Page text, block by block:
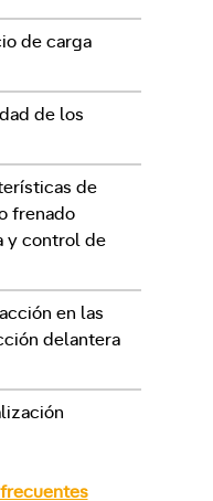
de carga
de los
de
frenado
y control de
en las
delantera